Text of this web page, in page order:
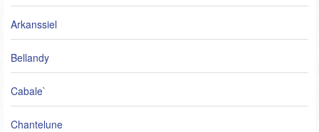
Arkanssiel
Bellandy
Cabale`
Chantelune